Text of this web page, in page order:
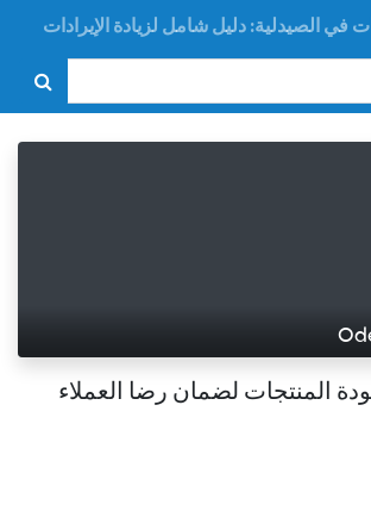
في الصيدلية: دليل شامل لزيادة الإيرادات
المنتجات لضمان رضا العملاء